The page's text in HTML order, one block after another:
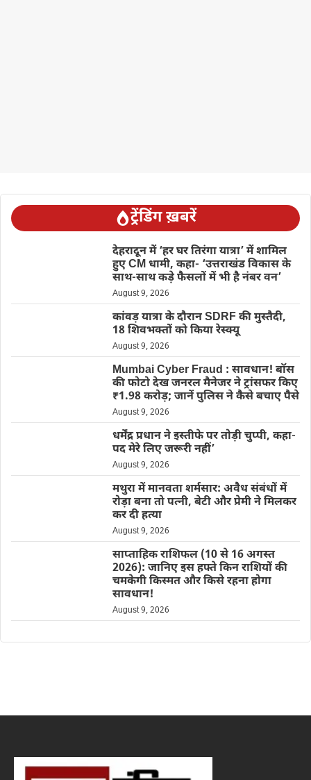
ट्रेंडिंग ख़बरें
देहरादून में ‘हर घर तिरंगा यात्रा’ में शामिल
हुए CM धामी, कहा- ‘उत्तराखंड विकास के
साथ-साथ कड़े फैसलों में भी है नंबर वन’
August 9, 2026
कांवड़ यात्रा के दौरान SDRF की मुस्तैदी,
18 शिवभक्तों को किया रेस्क्यू
August 9, 2026
Mumbai Cyber Fraud : सावधान! बॉस
की फोटो देख जनरल मैनेजर ने ट्रांसफर किए
₹1.98 करोड़; जानें पुलिस ने कैसे बचाए पैसे
August 9, 2026
धर्मेंद्र प्रधान ने इस्तीफे पर तोड़ी चुप्पी, कहा-
पद मेरे लिए जरूरी नहीं’
August 9, 2026
मथुरा में मानवता शर्मसार: अवैध संबंधों में
रोड़ा बना तो पत्नी, बेटी और प्रेमी ने मिलकर
कर दी हत्या
August 9, 2026
साप्ताहिक राशिफल (10 से 16 अगस्त
2026): जानिए इस हफ्ते किन राशियों की
चमकेगी किस्मत और किसे रहना होगा
सावधान!
August 9, 2026